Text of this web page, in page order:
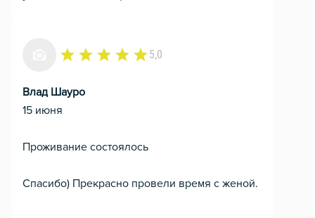
5,0
Влад Шауро
15 июня
Проживание состоялось
Спасибо) Прекрасно провели время с женой.